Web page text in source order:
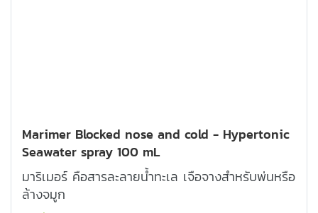
Marimer Blocked nose and cold - Hypertonic
Seawater spray 100 mL
มาริเมอร์ คือสารละลายน้ำทะเล เจือจางสำหรับพ่นหรือ
ล้างจมูก